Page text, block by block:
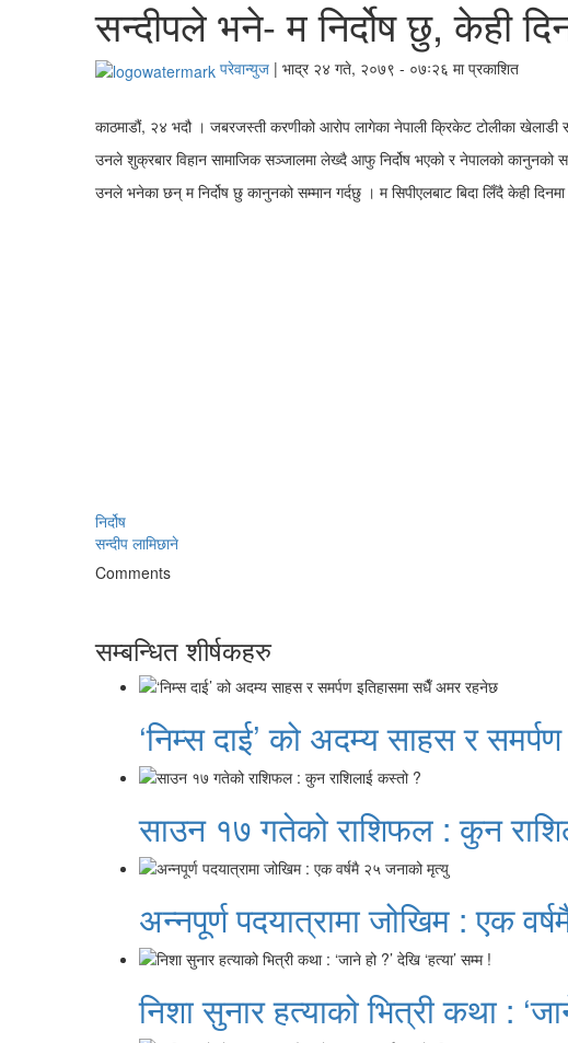
सन्दीपले भने- म निर्दोष छु, केही
परेवान्युज | भाद्र २४ गते, २०७९ - ०७ः२६ मा प्रकाशित
काठमाडौं, २४ भदौ । जबरजस्ती करणीको आरोप लागेका नेपाली क्रिकेट टोलीका खेलाडी
उनले शुक्रबार विहान सामाजिक सञ्‍जालमा लेख्दै आफु निर्दोष भएको र नेपालको कानुनको
उनले भनेका छन् म निर्दोष छु कानुनको सम्मान गर्दछु । म सिपीएलबाट बिदा लिँदै केही
निर्दोष
सन्दीप लामिछाने
Comments
सम्बन्धित शीर्षकहरु
‘निम्स दाई’ को अदम्य साहस र
साउन १७ गतेको राशिफल : कुन
अन्नपूर्ण पदयात्रामा जोखिम : एक
निशा सुनार हत्याको भित्री कथा :